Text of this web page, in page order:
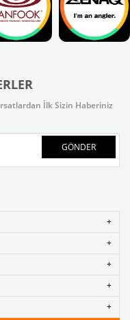
İlk Sizin Haberiniz
GÖNDER